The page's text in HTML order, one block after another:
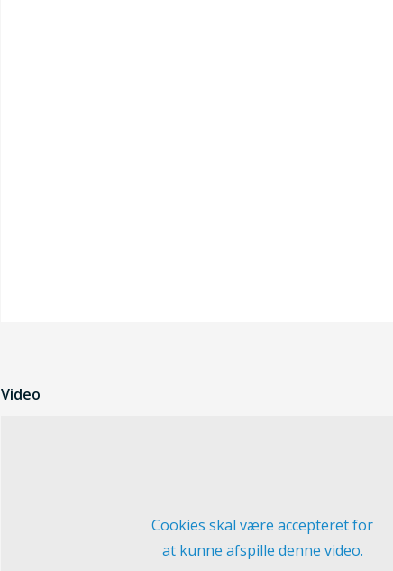
Video
Cookies skal være accepteret for
at kunne afspille denne video.